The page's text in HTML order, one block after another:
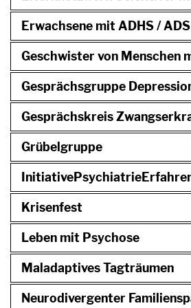
Erwachsene mit ADHS / ADS
Geschwister von Menschen
Gesprächsgruppe
Gesprächskreis
Grübelgruppe
Krisenfest
Leben mit Psychose
Maladaptives Tagträumen
Neurodivergenter